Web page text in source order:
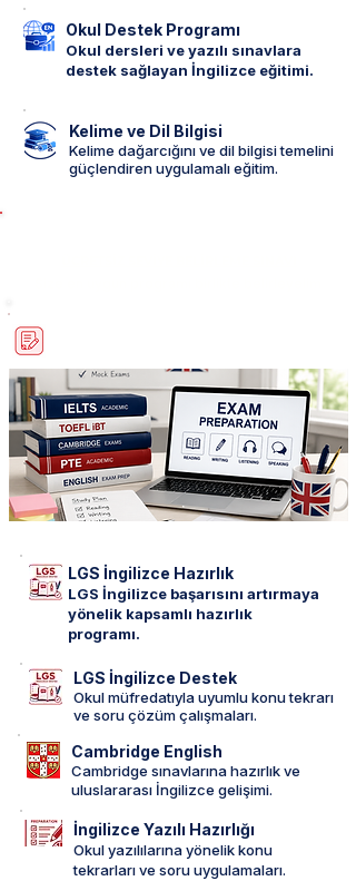
Okul Destek Programı
Okul dersleri ve yazılı sınavlara
destek sağlayan İngilizce eğitimi.
Kelime ve Dil Bilgisi
Kelime dağarcığını ve dil bilgisi temelini
güçlendiren uygulamalı eğitim.
LGS İngilizce Hazırlık
LGS İngilizce başarısını artırmaya
yönelik kapsamlı hazırlık
programı.
LGS İngilizce Destek
Okul müfredatıyla uyumlu konu tekrarı
ve soru çözüm çalışmaları.
Cambridge English
Cambridge sınavlarına hazırlık ve
uluslararası İngilizce gelişimi.
İngilizce Yazılı Hazırlığı
Okul yazılılarına yönelik konu
tekrarları ve soru uygulamaları.